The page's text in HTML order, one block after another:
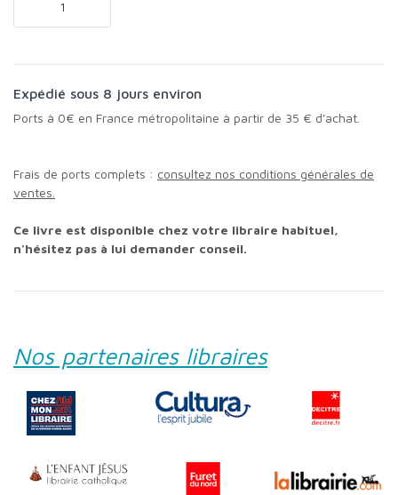
Expédié sous 8 jours environ
Ports à 0€ en France métropolitaine à partir de 35 € d'achat.
Frais de ports complets : consultez nos conditions générales de
ventes.
Ce livre est disponible chez votre libraire habituel,
n'hésitez pas à lui demander conseil.
Nos partenaires libraires